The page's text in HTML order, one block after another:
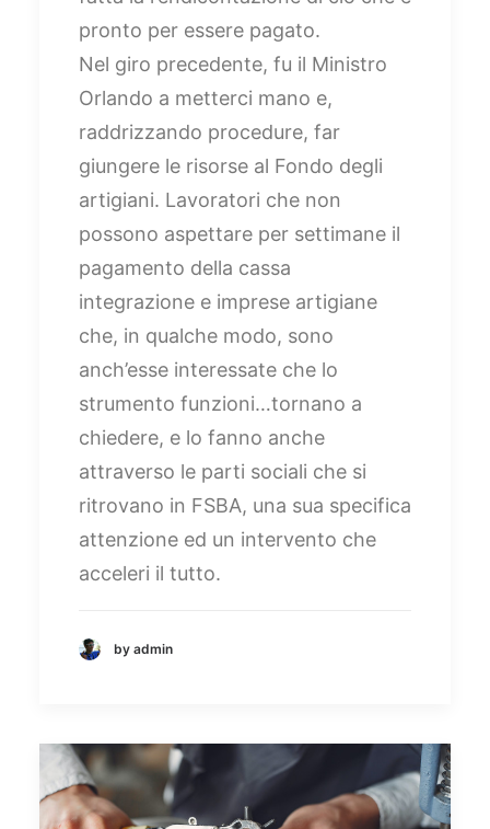
pronto per essere pagato.
Nel giro precedente, fu il Ministro
Orlando a metterci mano e,
raddrizzando procedure, far
giungere le risorse al Fondo degli
artigiani. Lavoratori che non
possono aspettare per settimane il
pagamento della cassa
integrazione e imprese artigiane
che, in qualche modo, sono
anch’esse interessate che lo
strumento funzioni…tornano a
chiedere, e lo fanno anche
attraverso le parti sociali che si
ritrovano in FSBA, una sua specifica
attenzione ed un intervento che
acceleri il tutto.
by admin